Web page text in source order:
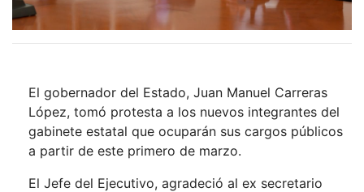
El gobernador del Estado, Juan Manuel Carreras
López, tomó protesta a los nuevos integrantes del
gabinete estatal que ocuparán sus cargos públicos
a partir de este primero de marzo.
El Jefe del Ejecutivo, agradeció al ex secretario